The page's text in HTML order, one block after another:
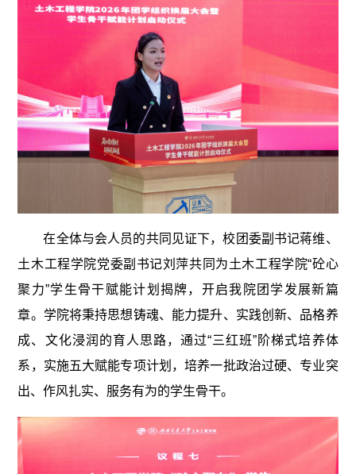
在全体与会人员的共同见证下，校团委副书记蒋维、
土木工程学院党委副书记刘萍共同为土木工程学院“砼心
聚力”学生骨干赋能计划揭牌，开启我院团学发展新篇
章。学院将秉持思想铸魂、能力提升、实践创新、品格养
成、文化浸润的育人思路，通过“三红班”阶梯式培养体
系，实施五大赋能专项计划，培养一批政治过硬、专业突
出、作风扎实、服务有为的学生骨干。